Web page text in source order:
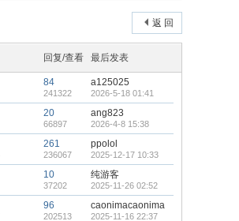
返 回
回复/查看 最后发表
84
241322
a125025
2026-5-18 01:41
20
66897
ang823
2026-4-8 15:38
261
236067
ppolol
2025-12-17 10:33
10
37202
纯游客
2025-11-26 02:52
96
202513
caonimacaonima
2025-11-16 22:37